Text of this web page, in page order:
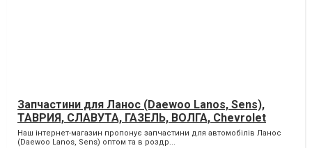
Запчастини для Ланос (Daewoo Lanos, Sens),
ТАВРИЯ, СЛАВУТА, ГАЗЕЛЬ, ВОЛГА, Chevrolet
оптом та в роздріб
Наш інтернет-магазин пропонує запчастини для автомобілів Ланос
(Daewoo Lanos, Sens) оптом та в роздр...